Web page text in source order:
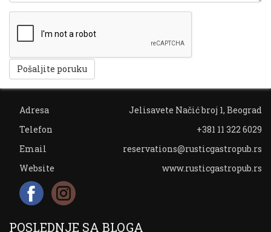
Pošaljite poruku
Adresa
Jelisavete Načić broj 1, Beograd
Telefon
+381 11 322 6029
Email
reservations@rusticgastropub.rs
Website
www.rusticgastropub.rs
POSLEDNJE SA BLOGA